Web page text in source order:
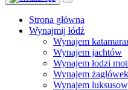
Strona główna
Wynajmij łódź
Wynajem
Wynajem jachtów
Wynajem łodzi
Wynajem żaglówek
Wynajem